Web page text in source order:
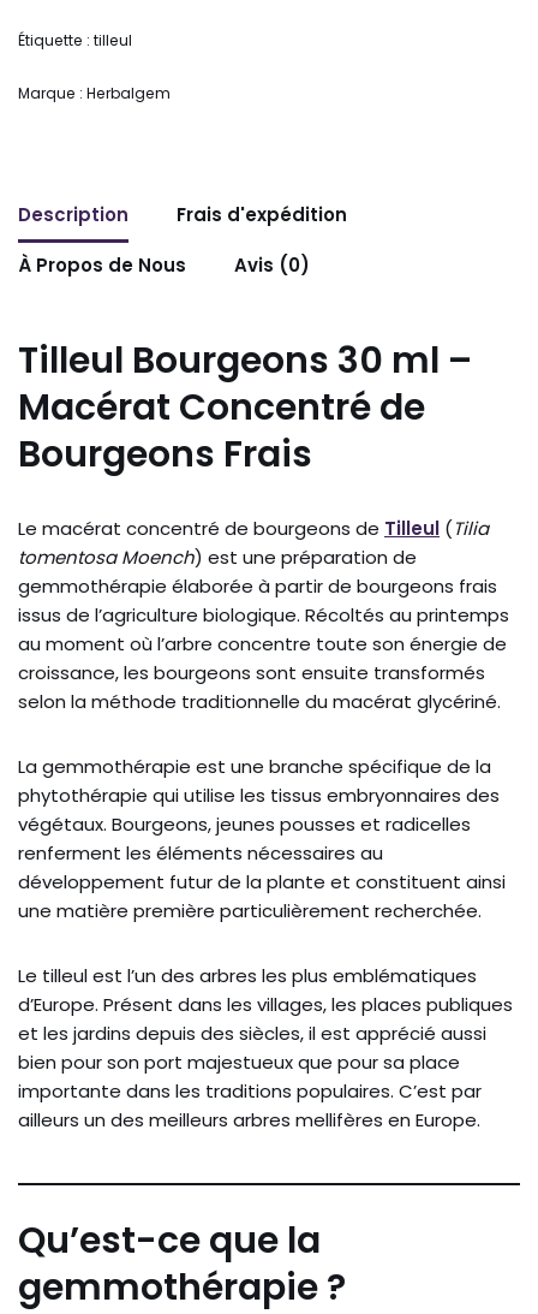
Étiquette : tilleul
Marque : Herbalgem
Description
Frais d'expédition
À Propos de Nous
Avis (0)
Tilleul Bourgeons 30 ml –
Macérat Concentré de
Bourgeons Frais
Le macérat concentré de bourgeons de Tilleul (Tilia
tomentosa Moench) est une préparation de
gemmothérapie élaborée à partir de bourgeons frais
issus de l’agriculture biologique. Récoltés au printemps
au moment où l’arbre concentre toute son énergie de
croissance, les bourgeons sont ensuite transformés
selon la méthode traditionnelle du macérat glycériné.
La gemmothérapie est une branche spécifique de la
phytothérapie qui utilise les tissus embryonnaires des
végétaux. Bourgeons, jeunes pousses et radicelles
renferment les éléments nécessaires au
développement futur de la plante et constituent ainsi
une matière première particulièrement recherchée.
Le tilleul est l’un des arbres les plus emblématiques
d’Europe. Présent dans les villages, les places publiques
et les jardins depuis des siècles, il est apprécié aussi
bien pour son port majestueux que pour sa place
importante dans les traditions populaires. C’est par
ailleurs un des meilleurs arbres mellifères en Europe.
Qu’est-ce que la
gemmothérapie ?